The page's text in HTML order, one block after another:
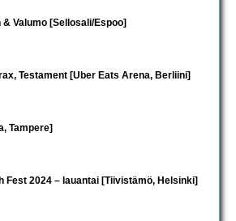
& Valumo [Sellosali/Espoo]
Testament [Uber Eats Arena, Berliini]
Tampere]
Fest 2024 – lauantai [Tiivistämö, Helsinki]